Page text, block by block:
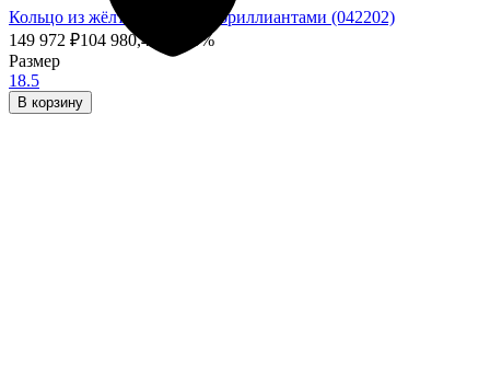
Кольцо из жёлтого золота с бриллиантами (042202)
149 972 ₽104 980,40
- 30%
Размер
18.5
В корзину